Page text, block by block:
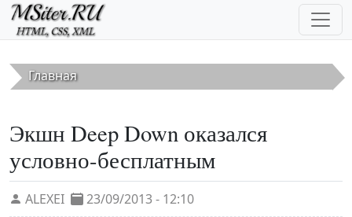
Перейти к основному содержанию
Главная
Экшн Deep Down оказался
условно-бесплатным
ALEXEI 23/09/2013 - 12:10